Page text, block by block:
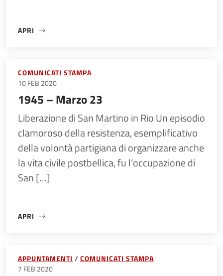
APRI
«RESISTENZA A GUASTALLA»
COMUNICATI STAMPA
10 FEB 2020
1945 – Marzo 23
Liberazione di San Martino in Rio Un episodio
clamoroso della resistenza, esemplificativo
della volontà partigiana di organizzare anche
la vita civile postbellica, fu l’occupazione di
San […]
APRI
«1945 – MARZO 23»
APPUNTAMENTI
COMUNICATI STAMPA
7 FEB 2020